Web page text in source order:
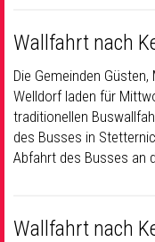
Wallfahrt nach
Die Gemeinden
Welldorf laden für
traditionellen
des Busses in
Abfahrt des Busses an
Wallfahrt nach